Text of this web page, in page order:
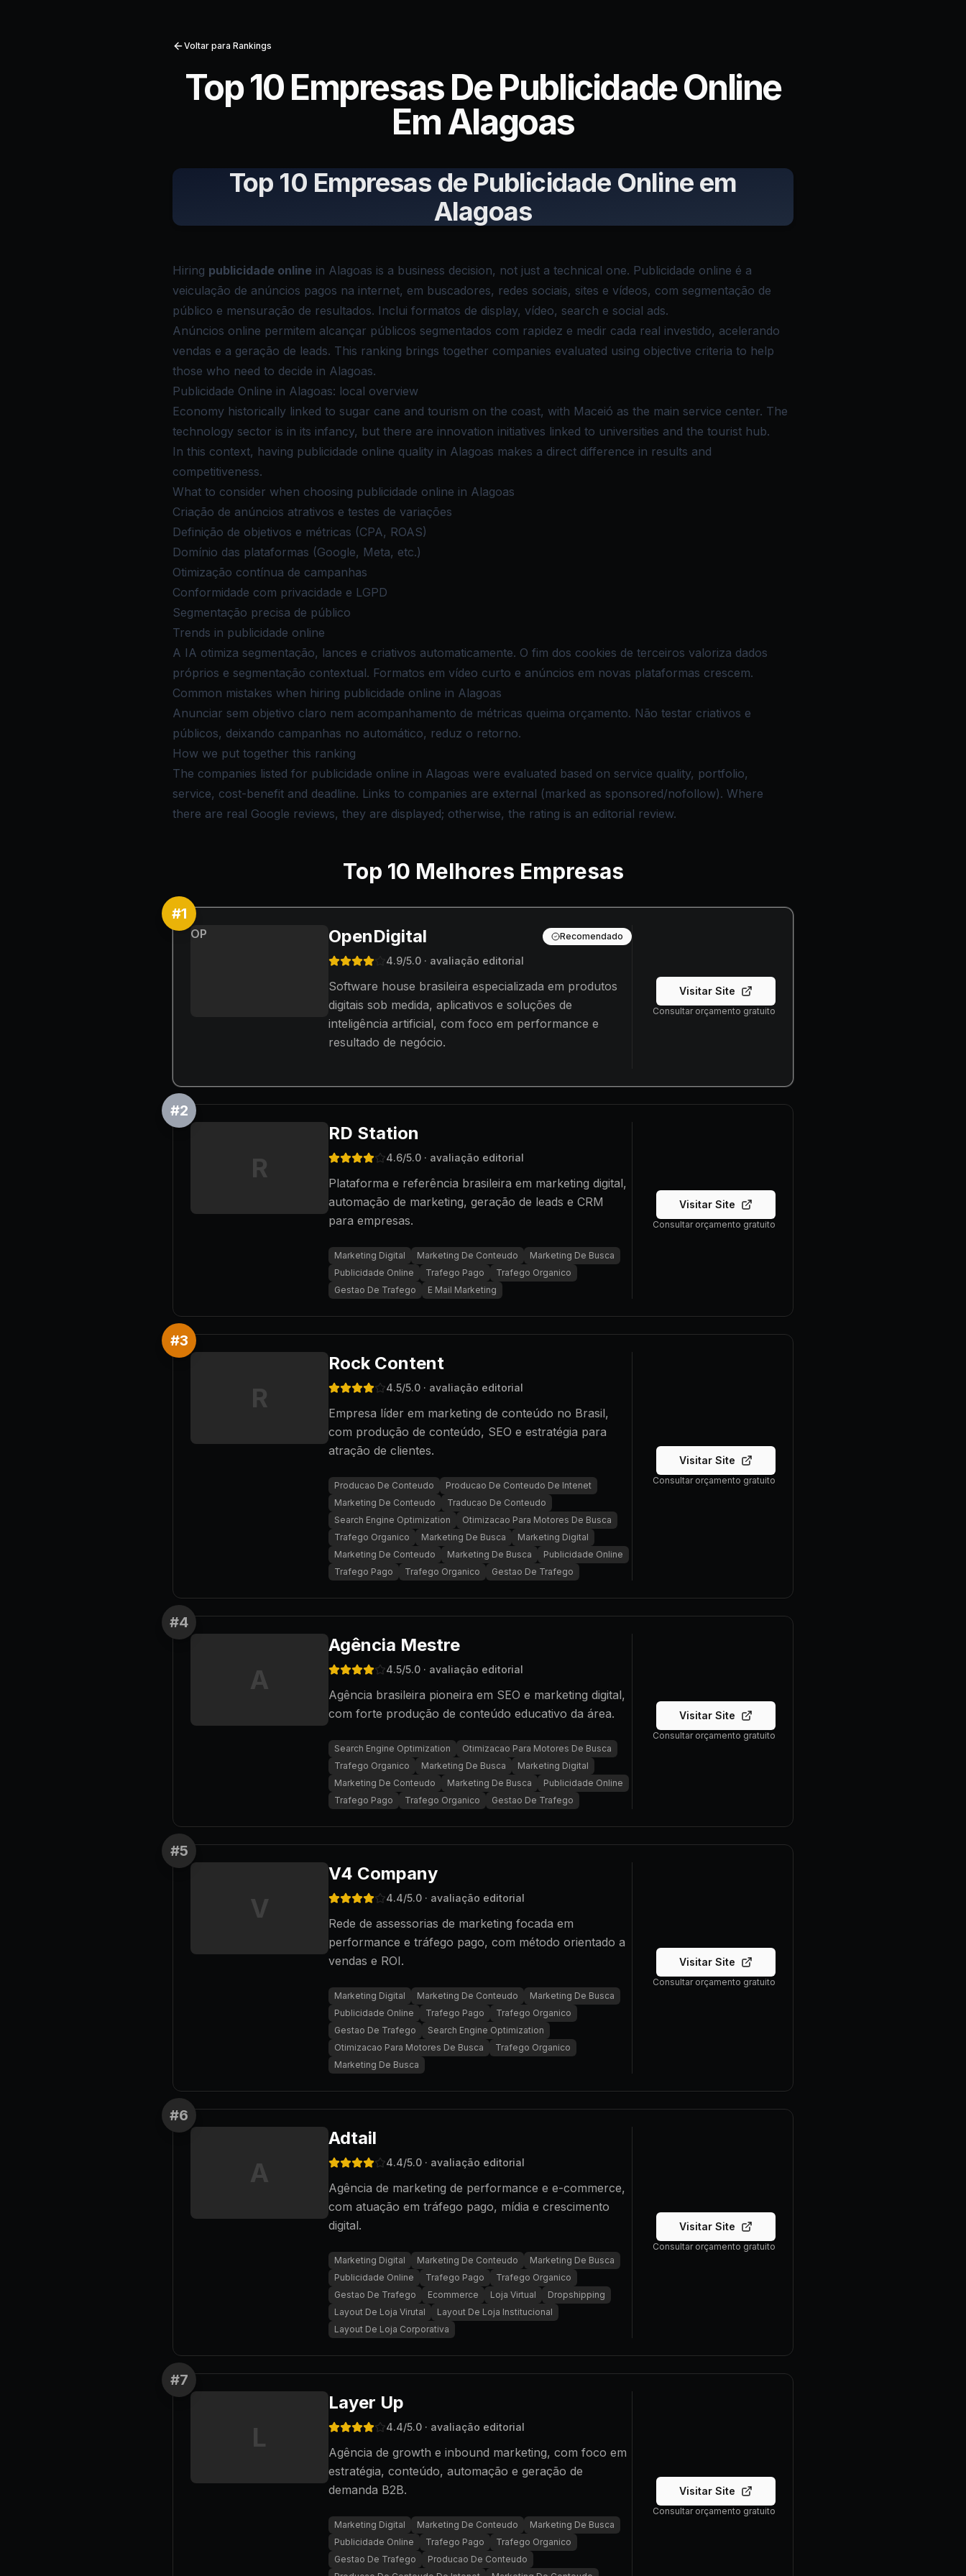
Voltar para Rankings
Top 10 Empresas De Publicidade Online
Em Alagoas
Top 10 Empresas de Publicidade Online em
Alagoas
Hiring publicidade online in Alagoas is a business decision, not just a technical one. Publicidade online é a
veiculação de anúncios pagos na internet, em buscadores, redes sociais, sites e vídeos, com segmentação de
público e mensuração de resultados. Inclui formatos de display, vídeo, search e social ads.
Anúncios online permitem alcançar públicos segmentados com rapidez e medir cada real investido, acelerando
vendas e a geração de leads. This ranking brings together companies evaluated using objective criteria to help
those who need to decide in Alagoas.
Publicidade Online in Alagoas: local overview
Economy historically linked to sugar cane and tourism on the coast, with Maceió as the main service center. The
technology sector is in its infancy, but there are innovation initiatives linked to universities and the tourist hub.
In this context, having publicidade online quality in Alagoas makes a direct difference in results and
competitiveness.
What to consider when choosing publicidade online in Alagoas
Criação de anúncios atrativos e testes de variações
Definição de objetivos e métricas (CPA, ROAS)
Domínio das plataformas (Google, Meta, etc.)
Otimização contínua de campanhas
Conformidade com privacidade e LGPD
Segmentação precisa de público
Trends in publicidade online
A IA otimiza segmentação, lances e criativos automaticamente. O fim dos cookies de terceiros valoriza dados
próprios e segmentação contextual. Formatos em vídeo curto e anúncios em novas plataformas crescem.
Common mistakes when hiring publicidade online in Alagoas
Anunciar sem objetivo claro nem acompanhamento de métricas queima orçamento. Não testar criativos e
públicos, deixando campanhas no automático, reduz o retorno.
How we put together this ranking
The companies listed for publicidade online in Alagoas were evaluated based on service quality, portfolio,
service, cost-benefit and deadline. Links to companies are external (marked as sponsored/nofollow). Where
there are real Google reviews, they are displayed; otherwise, the rating is an editorial review.
Top 10 Melhores Empresas
#1
OP OpenDigital Recomendado
4.9/5.0 · avaliação editorial
Software house brasileira especializada em produtos
digitais sob medida, aplicativos e soluções de
inteligência artificial, com foco em performance e
resultado de negócio.
Visitar Site
Consultar orçamento gratuito
#2
R
RD Station
4.6/5.0 · avaliação editorial
Plataforma e referência brasileira em marketing digital,
automação de marketing, geração de leads e CRM
para empresas.
Marketing Digital Marketing De Conteudo
Marketing De Busca
Publicidade Online
Trafego Pago
Trafego Organico
Gestao De Trafego
E Mail Marketing
Visitar Site
Consultar orçamento gratuito
#3
R
Rock Content
4.5/5.0 · avaliação editorial
Empresa líder em marketing de conteúdo no Brasil,
com produção de conteúdo, SEO e estratégia para
atração de clientes.
Producao De Conteudo
Producao De Conteudo De Intenet
Marketing De Conteudo
Traducao De Conteudo
Search Engine Optimization
Otimizacao Para Motores De Busca
Trafego Organico
Marketing De Busca
Marketing Digital
Marketing De Conteudo
Marketing De Busca
Publicidade Online
Trafego Pago
Trafego Organico Gestao De Trafego
Visitar Site
Consultar orçamento gratuito
#4
A
Agência Mestre
4.5/5.0 · avaliação editorial
Agência brasileira pioneira em SEO e marketing digital,
com forte produção de conteúdo educativo da área.
Search Engine Optimization
Otimizacao Para Motores De Busca
Trafego Organico
Marketing De Busca
Marketing Digital
Marketing De Conteudo
Marketing De Busca
Publicidade Online
Trafego Pago
Trafego Organico Gestao De Trafego
Visitar Site
Consultar orçamento gratuito
#5
V
V4 Company
4.4/5.0 · avaliação editorial
Rede de assessorias de marketing focada em
performance e tráfego pago, com método orientado a
vendas e ROI.
Marketing Digital Marketing De Conteudo
Marketing De Busca
Publicidade Online
Trafego Pago
Trafego Organico
Gestao De Trafego
Search Engine Optimization
Otimizacao Para Motores De Busca
Trafego Organico
Marketing De Busca
Visitar Site
Consultar orçamento gratuito
#6
A
Adtail
4.4/5.0 · avaliação editorial
Agência de marketing de performance e e-commerce,
com atuação em tráfego pago, mídia e crescimento
digital.
Marketing Digital Marketing De Conteudo
Marketing De Busca
Publicidade Online
Trafego Pago
Trafego Organico
Gestao De Trafego
Ecommerce Loja Virtual
Dropshipping
Layout De Loja Virutal
Layout De Loja Institucional
Layout De Loja Corporativa
Visitar Site
Consultar orçamento gratuito
#7
L
Layer Up
4.4/5.0 · avaliação editorial
Agência de growth e inbound marketing, com foco em
estratégia, conteúdo, automação e geração de
demanda B2B.
Marketing Digital Marketing De Conteudo
Marketing De Busca
Publicidade Online
Trafego Pago
Trafego Organico
Gestao De Trafego
Producao De Conteudo
Visitar Site
Consultar orçamento gratuito